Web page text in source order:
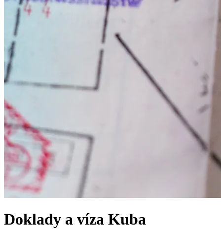
Doklady a víza Kuba